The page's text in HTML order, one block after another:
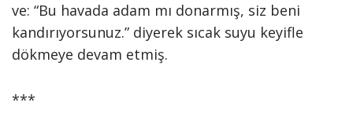
ve: “Bu havada adam mı donarmış, siz beni
kandırıyorsunuz.” diyerek sıcak suyu keyifle
dökmeye devam etmiş.
***